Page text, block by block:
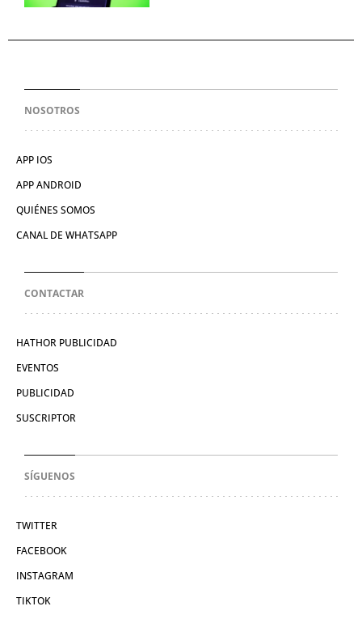
NOSOTROS
APP IOS
APP ANDROID
QUIÉNES SOMOS
CANAL DE WHATSAPP
CONTACTAR
HATHOR PUBLICIDAD
EVENTOS
PUBLICIDAD
SUSCRIPTOR
SÍGUENOS
TWITTER
FACEBOOK
INSTAGRAM
TIKTOK